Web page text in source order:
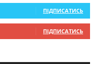
ПІДПИСАТИСЬ
ПІДПИСАТИСЬ